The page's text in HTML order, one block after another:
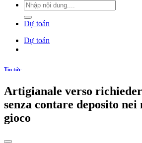
Dự toán
Dự toán
Tin tức
Artigianale verso
senza contare deposito nei
gioco